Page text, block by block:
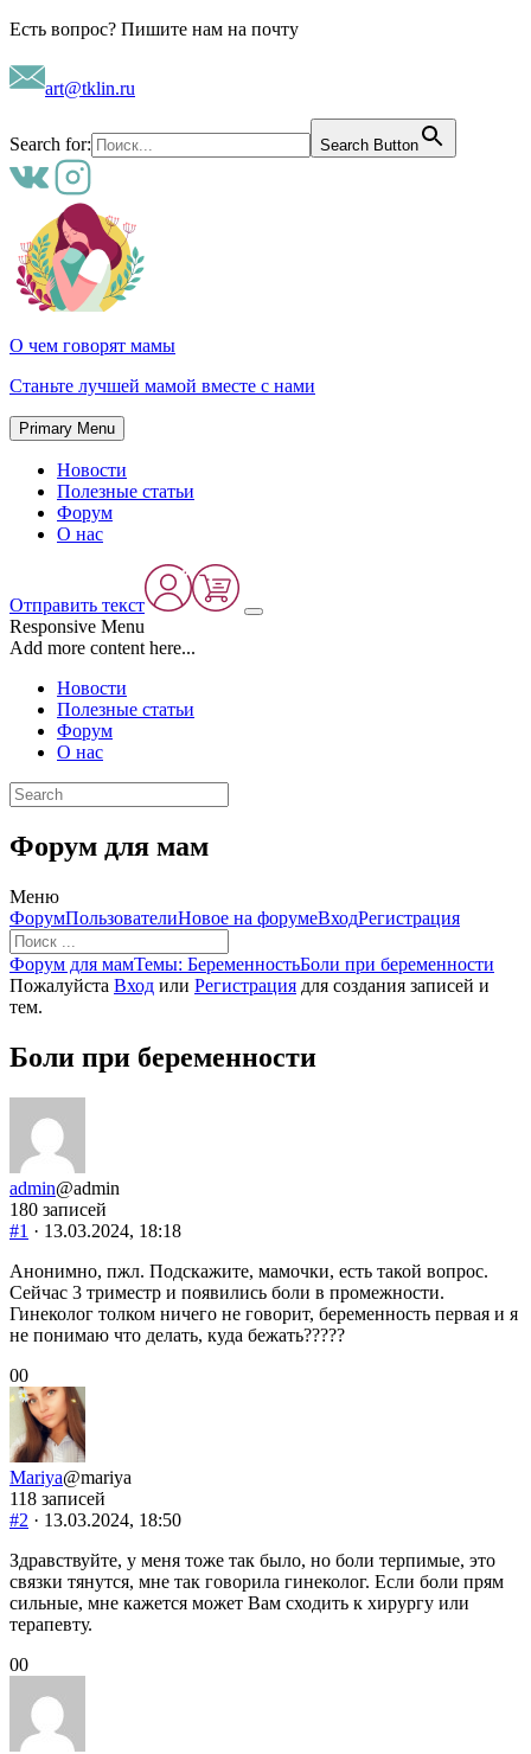
Skip
content
Есть вопрос? Пишите нам на почту
art@tklin.ru
Search for: Search Button
О чем говорят мамы
Станьте лучшей мамой вместе с нами
Primary Menu
Новости
Полезные статьи
Форум
О нас
Отправить текст
Responsive Menu
Add more content here...
Новости
Полезные статьи
Форум
О нас
Форум для мам
Меню
Навигация
Форума
ФорумПользователиНовое на форумеВходРегистрация
Форум
breadcrumbs
-
здесь:
Форум для мамТемы: БеременностьБоли при беременности
Пожалуйста Вход или Регистрация для создания записей и
тем.
Боли при беременности
admin@admin
180 записей
#1 · 13.03.2024, 18:18
Анонимно, пжл. Подскажите, мамочки, есть такой вопрос.
Сейчас 3 триместр и появились боли в промежности.
Гинеколог толком ничего не говорит, беременность первая и я
не понимаю что делать, куда бежать?????
Голосуйте
-
палец
вниз.
0Голосуйте
-
палец
вверх.
0
Mariya@mariya
118 записей
#2 · 13.03.2024, 18:50
Здравствуйте, у меня тоже так было, но боли терпимые, это
связки тянутся, мне так говорила гинеколог. Если боли прям
сильные, мне кажется может Вам сходить к хирургу или
терапевту.
Голосуйте
палец
вниз.
0Голосуйте
палец
вверх.
0